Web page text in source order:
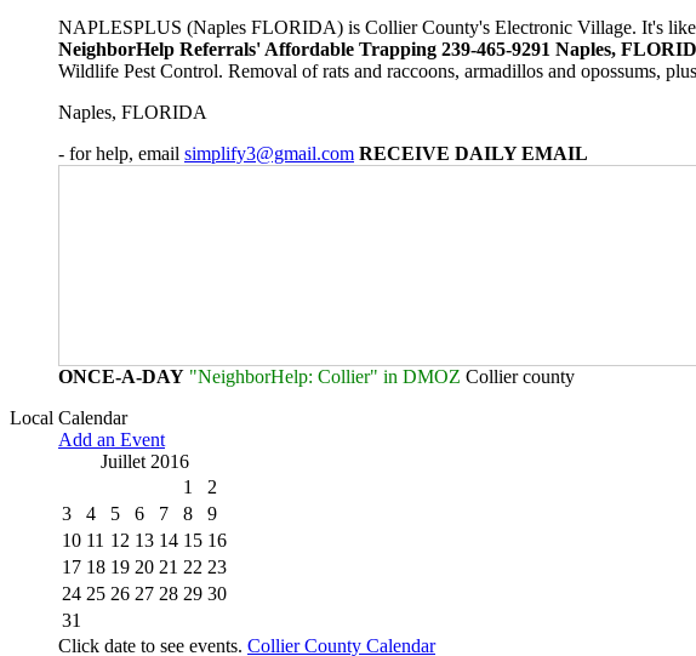
NAPLESPLUS (Naples FLORIDA) is Collier County's Electronic Village. It's
NeighborHelp Referrals' Affordable Trapping 239-465-9291 Naples,
Wildlife Pest Control. Removal of rats and raccoons, armadillos and opossums,
Naples, FLORIDA
- for help, email simplify3@gmail.com RECEIVE DAILY EMAIL
ONCE-A-DAY "NeighborHelp: Collier" in DMOZ Collier county
Local Calendar
Add an Event
Juillet 2016
1
2
3
4 5 6 7 8
9
10 11 12 13 14 15 16
17 18 19 20 21 22 23
24 25 26 27 28 29 30
31
Click date to see events. Collier County Calendar